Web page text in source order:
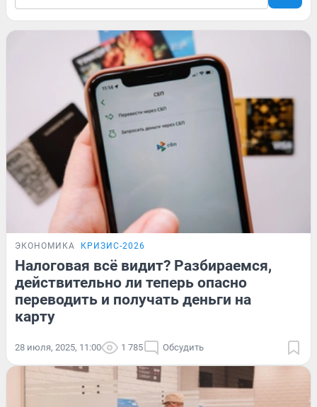
ЭКОНОМИКА КРИЗИС-2026
Налоговая всё видит? Разбираемся,
действительно ли теперь опасно
переводить и получать деньги на
карту
28 июля, 2025, 11:00 1 785 Обсудить